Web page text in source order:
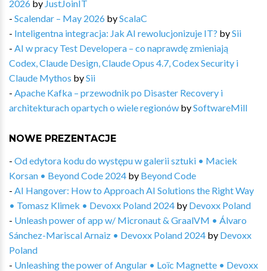
2026 by JustJoinIT
- Scalendar – May 2026 byScalaC
- Inteligentna integracja: Jak AI rewolucjonizuje IT? bySii
- AI w pracy Test Developera – co naprawdę zmieniają
Codex, Claude Design, Claude Opus 4.7, Codex Security i
Claude Mythos bySii
- Apache Kafka – przewodnik po Disaster Recovery i
architekturach opartych o wiele regionów bySoftwareMill
NOWE PREZENTACJE
- Od edytora kodu do występu w galerii sztuki • Maciek
Korsan • Beyond Code 2024 by Beyond Code
- AI Hangover: How to Approach AI Solutions the Right Way
• Tomasz Klimek • Devoxx Poland 2024 by Devoxx Poland
- Unleash power of app w/ Micronaut & GraalVM • Álvaro
Sánchez-Mariscal Arnaiz • Devoxx Poland 2024 by Devoxx
Poland
- Unleashing the power of Angular • Loïc Magnette • Devoxx